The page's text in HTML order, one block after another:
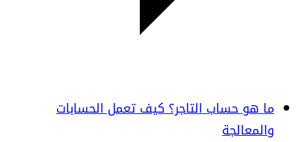
ما هو حساب التاجر؟ كيف تعمل الحسابات
والمعالجة